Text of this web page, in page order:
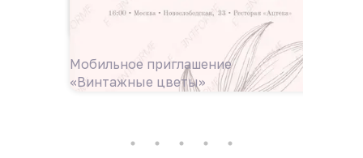
Мобильное приглашение
«Винтажные цветы»